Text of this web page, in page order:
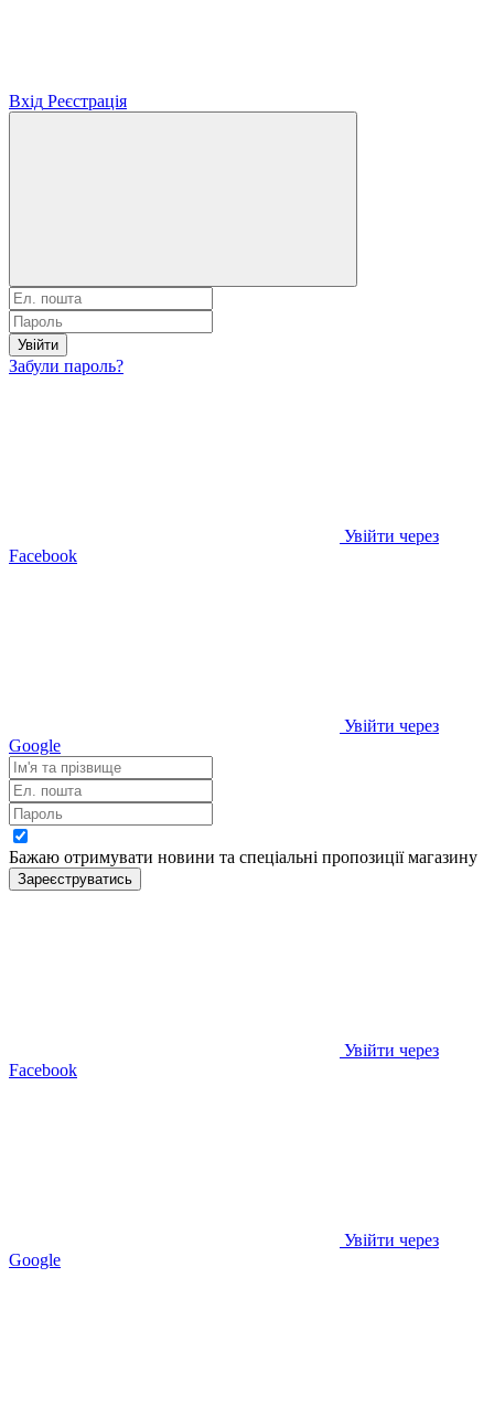
Вхід Реєстрація
Увійти
Забули пароль?
Увійти через
Facebook
Увійти через
Google
Бажаю отримувати новини та спеціальні пропозиціїмагазину
Зареєструватись
Увійти через
Facebook
Увійти через
Google